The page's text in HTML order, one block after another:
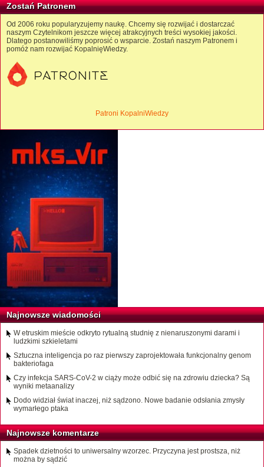
Zostań Patronem
Od 2006 roku popularyzujemy naukę. Chcemy się rozwijać i dostarczać
naszym Czytelnikom jeszcze więcej atrakcyjnych treści wysokiej jakości.
Dlatego postanowiliśmy poprosić o wsparcie. Zostań naszym Patronem i
pomóż nam rozwijać KopalnięWiedzy.
Patroni KopalniWiedzy
Najnowsze wiadomości
W etruskim mieście odkryto rytualną studnię z nienaruszonymi darami i
ludzkimi szkieletami
Sztuczna inteligencja po raz pierwszy zaprojektowała funkcjonalny genom
bakteriofaga
Czy infekcja SARS-CoV-2 w ciąży może odbić się na zdrowiu dziecka? Są
wyniki metaanalizy
Dodo widział świat inaczej, niż sądzono. Nowe badanie odsłania zmysły
wymarłego ptaka
Najnowsze komentarze
Spadek dzietności to uniwersalny wzorzec. Przyczyna jest prostsza, niż
można by sądzić